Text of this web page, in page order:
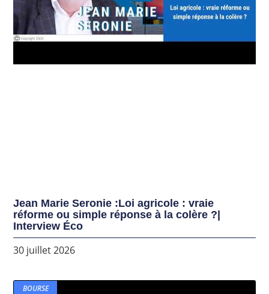
Jean Marie Seronie :Loi agricole : vraie
réforme ou simple réponse à la colère ?|
Interview Éco
30 juillet 2026
BOURSE